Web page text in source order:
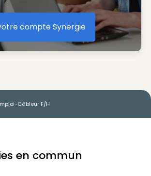
Créer votre compte Synergie
compte Synergie
-Câbleur F/H
en commun